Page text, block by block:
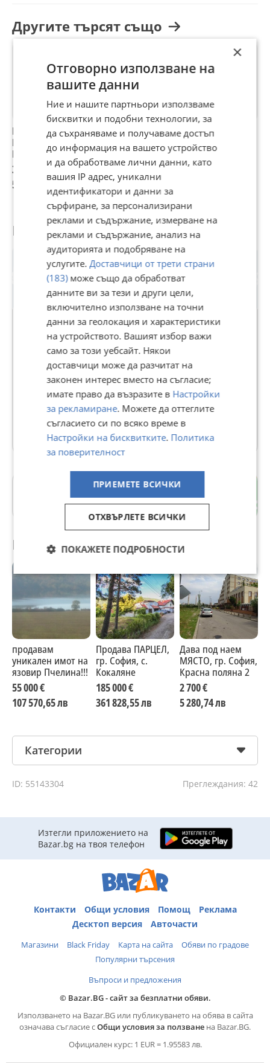
Другите търсят също
Продава се УПИ
PREMIUM ECO
Парцел в
к.к.Пампорово
30 500 €
59 652,82 лв
Продава се
с.Кладница,
обл.Перник
31 000 €
60 630,73 лв
Продава се
Парцел в
Сапарева баня
30 500 €
Потребител
ХОУМ ТУ Ю ОФИС ХРИСТО БОТЕВ
В Bazar.BG от 09 септември 2024г.
Последно активен днес в 18:01 ч.
190 Обяви
Още оферти на https://home2u.imot.bg
с. Ковачевци
Препоръчани за теб
продавам
уникален имот на
язовир Пчелина!!!
55 000 €
107 570,65 лв
Продава ПАРЦЕЛ,
гр. София, с.
Кокаляне
185 000 €
361 828,55 лв
Дава под наем
МЯСТО, гр. София,
Красна поляна 2
2 700 €
5 280,74 лв
Категории
ID: 55143304 Преглеждания: 42
Изтегли приложението на
Bazar.bg на твоя телефон
Контакти Общи условия Помощ
Реклама
Десктоп версия
Авточасти
Магазини Black Friday Карта на сайта
Обяви по градове
Популярни търсения
Въпроси и предложения
© Bazar.BG - сайт за безплатни обяви.
Използването на Bazar.BG или публикуването на обява в сайта
означава съгласие сОбщи условия за ползване на Bazar.BG.
Официален курс: 1 EUR = 1.95583 лв.
×
Отговорно използване на
вашите данни
Ние и нашите партньори използваме
бисквитки и подобни технологии, за
да съхраняваме и получаваме достъп
до информация на вашето устройство
и да обработваме лични данни, като
вашия IP адрес, уникални
идентификатори и данни за
сърфиране, за персонализирани
реклами и съдържание, измерване на
реклами и съдържание, анализ на
аудиторията и подобряване на
услугите.Доставчици от трети страни
(183)може също да обработват
данните ви за тези и други цели,
включително използване на точни
данни за геолокация и характеристики
на устройството. Вашият избор важи
само за този уебсайт. Някои
доставчици може да разчитат на
законен интерес вместо на съгласие;
имате право да възразите в Настройки
за рекламиране. Можете да оттеглите
съгласието си по всяко време в
Настройки на бисквитките. Политика
за поверителност
ПРИЕМЕТЕ ВСИЧКИ
ОТХВЪРЛЕТЕ ВСИЧКИ
ПОКАЖЕТЕ ПОДРОБНОСТИ